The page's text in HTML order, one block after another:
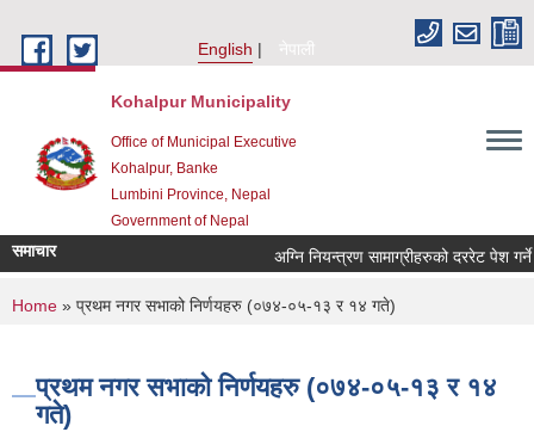
English
नेपाली
Kohalpur Municipality
Office of Municipal Executive
Kohalpur, Banke
Lumbini Province, Nepal
Government of Nepal
समाचार
You are here
Home » प्रथम नगर सभाको निर्णयहरु (०७४-०५-१३ र १४ गते)
प्रथम नगर सभाको निर्णयहरु (०७४-०५-१३ र १४
गते)